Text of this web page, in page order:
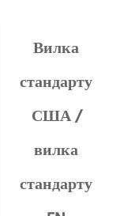
Вилка
стандарту
США /
вилка
стандарту